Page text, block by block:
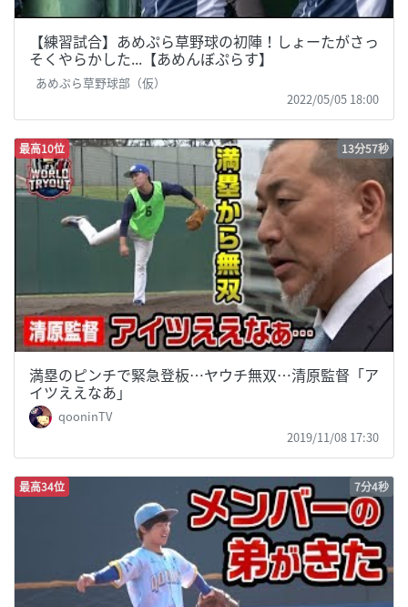
【練習試合】あめぷら草野球の初陣！しょーたがさっ
そくやらかした...【あめんぼぷらす】
あめぷら草野球部（仮）
2022/05/05 18:00
最高10位 13分57秒
満塁のピンチで緊急登板…ヤウチ無双…清原監督「ア
イツええなあ」
qooninTV
2019/11/08 17:30
最高34位 7分4秒